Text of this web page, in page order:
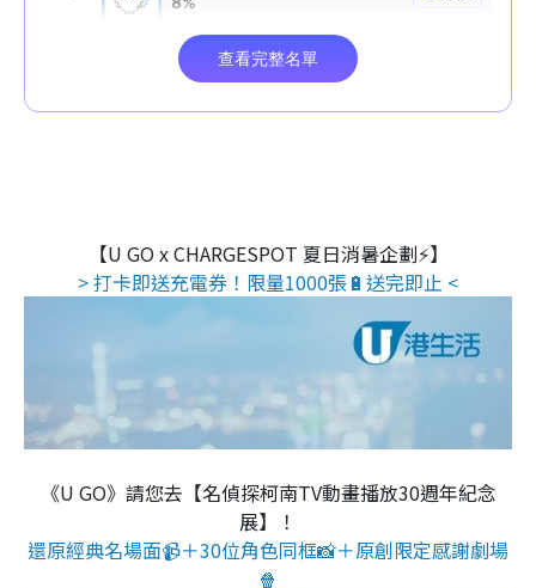
【U GO x CHARGESPOT 夏日消暑企劃⚡】
> 打卡即送充電券！限量1000張🔋送完即止 <
《U GO》請您去【名偵探柯南TV動畫播放30週年紀念
展】！
還原經典名場面📹＋30位角色同框📸＋原創限定感謝劇場
🍿